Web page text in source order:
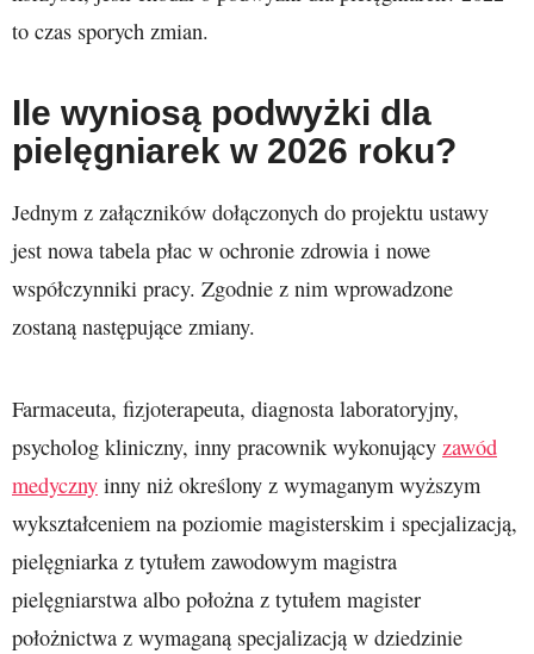
to czas sporych zmian.
Ile wyniosą podwyżki dla
pielęgniarek w 2026 roku?
Jednym z załączników dołączonych do projektu ustawy
jest nowa tabela płac w ochronie zdrowia i nowe
współczynniki pracy. Zgodnie z nim wprowadzone
zostaną następujące zmiany.
Farmaceuta, fizjoterapeuta, diagnosta laboratoryjny,
psycholog kliniczny, inny pracownik wykonujący zawód
medyczny inny niż określony z wymaganym wyższym
wykształceniem na poziomie magisterskim i specjalizacją,
pielęgniarka z tytułem zawodowym magistra
pielęgniarstwa albo położna z tytułem magister
położnictwa z wymaganą specjalizacją w dziedzinie